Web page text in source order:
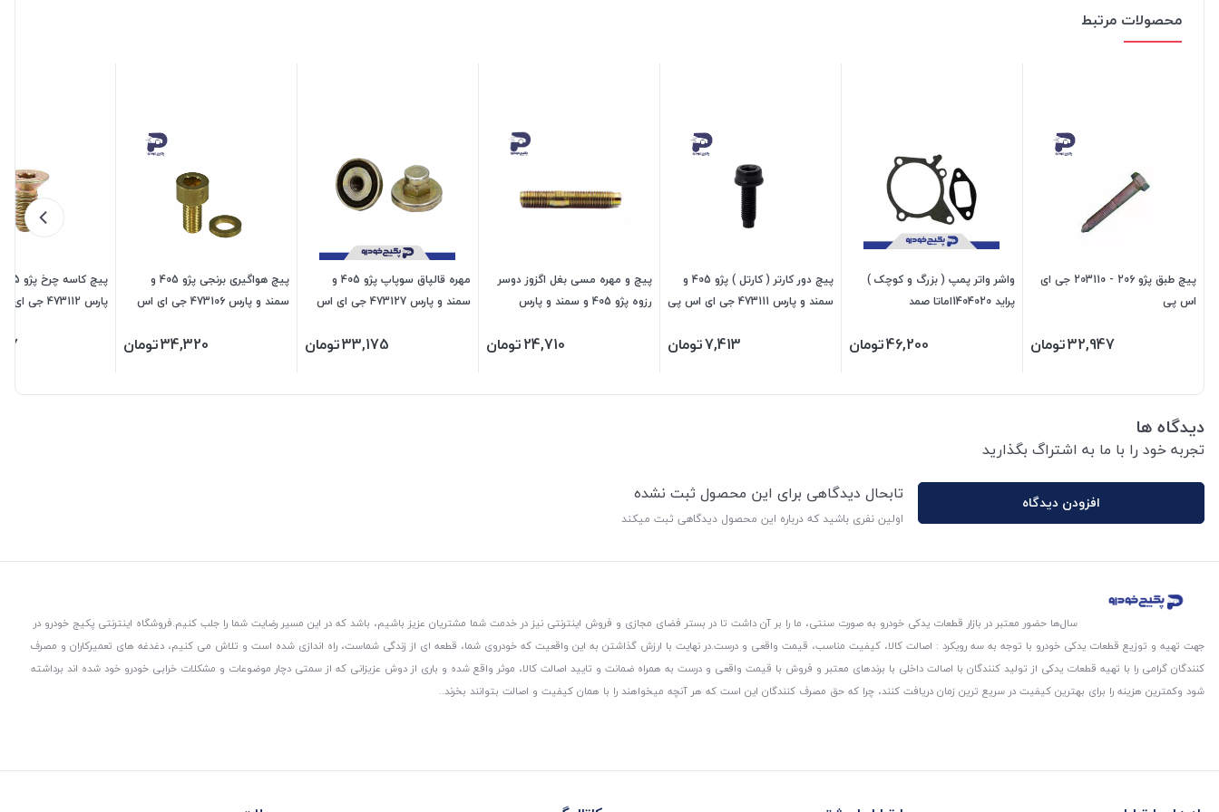
محصولات مرتبط
پیچ طبق پژو 206 - 203110 جی ای
اس پی
32,947تومان
واشر واتر پمپ ( بزرگ و کوچک )
پراید 1404020اماتا صمد
46,200تومان
پیچ دور کارتر ( کارتل ) پژو 405 و
سمند و پارس 473111 جی ای اس پی
7,413تومان
پیچ و مهره مسی بغل اگزوز دوسر
رزوه پژو 405 و سمند و پارس
24,710تومان
مهره قالپاق سوپاپ پژو 405 و
سمند و پارس 473127 جی ای اس
33,175تومان
پیچ هواگیری برنجی پژو 405 و
سمند و پارس 473106 جی ای اس
34,320تومان
پارس 473112 جی ای اس پی
دیدگاه ها
تجربه خود را با ما به اشتراگ بگذارید
افزودن دیدگاه تابحال دیدگاهی برای این محصول ثبت نشده
اولین نفری باشید که درباره این محصول دیدگاهی ثبت میکند
سال‌ها حضور معتبر در بازار قطعات یدکی خودرو به صورت سنتی، ما را بر آن داشت تا در بستر فضای مجازی و فروش اینترنتی نیز در خدمت شما مشتریان عزیز باشیم، باشد که در این مسیر رضایت شما را جلب کنیم.فروشگاه اینترنتی پکیج خودرو در
جهت تهیه و توزیع قطعات یدکی خودرو با توجه به سه رویکرد : اصالت کالا، کیفیت مناسب، قیمت واقعی و درست.در نهایت با ارزش گذاشتن به این واقعیت که خودروی شما، قطعه ای از زندگی شماست، راه اندازی شده است و تلاش می کنیم، دغدغه های تعمیرکاران و مصرف
کنندگان گرامی را با تهیه قطعات یدکی از تولید کنندگان با اصالت داخلی با برندهای معتبر و فروش با قیمت واقعی و درست به همراه ضمانت و تایید اصالت کالا، موثر واقع شده و باری از دوش عزیزانی که از سمتی دچار موضوعات و مشکلات خرابی خودرو خود شده اند برداشته
شود و‌کمترین هزینه را برای بهترین کیفیت در سریع ترین زمان دریافت کنند، چرا که حق مصرف کنندگان این است که هر آنچه میخواهند را با همان کیفیت و اصالت بتوانند بخرند..